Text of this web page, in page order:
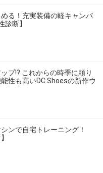
る！充実装備の軽キャンパ
診断】
プ!? これからの時季に頼り
性も高いDC Shoesの新作ウ
ンで自宅トレーニング！